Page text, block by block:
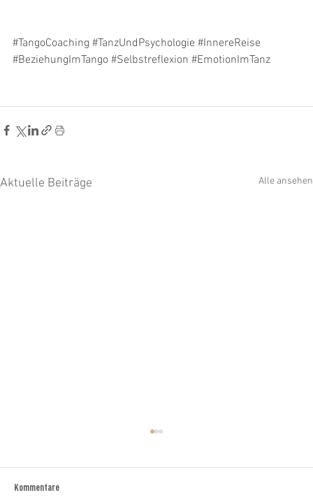
#TangoCoaching #TanzUndPsychologie #InnereReise
#BeziehungImTango #Selbstreflexion #EmotionImTanz
Aktuelle Beiträge Alle ansehen
Kommentare